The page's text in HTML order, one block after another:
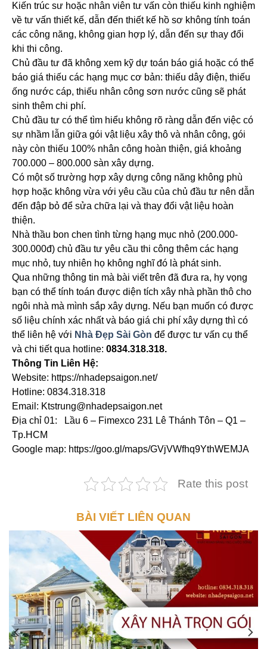
Kiến trúc sư hoặc nhân viên tư vấn còn thiếu kinh nghiệm
về tư vấn thiết kế, dẫn đến thiết kế hồ sơ không tính toán
các công năng, không gian hợp lý, dẫn đến sự thay đổi
khi thi công.
Chủ đầu tư đã không xem kỹ dự toán báo giá hoặc có thể
báo giá thiếu các hạng mục cơ bản: thiếu dây điện, thiếu
ống nước cáp, thiếu nhân công sơn nước cũng sẽ phát
sinh thêm chi phí.
Chủ đầu tư có thể tìm hiểu không rõ ràng dẫn đến việc có
sự nhầm lẫn giữa gói vật liệu xây thô và nhân công, gói
này còn thiếu 100% nhân công hoàn thiện, giá khoảng
700.000 – 800.000 sàn xây dựng.
Có một số trường hợp xây dựng công năng không phù
hợp hoặc không vừa với yêu cầu của chủ đầu tư nên dẫn
đến đập bỏ để sửa chữa lại và thay đổi vật liệu hoàn
thiện.
Nhà thầu bon chen tình từng hạng mục nhỏ (200.000-
300.000đ) chủ đầu tư yêu cầu thi công thêm các hạng
mục nhỏ, tuy nhiên họ không nghĩ đó là phát sinh.
Qua những thông tin mà bài viết trên đã đưa ra, hy vọng
bạn có thể tính toán được diện tích xây nhà phần thô cho
ngôi nhà mà mình sắp xây dựng. Nếu bạn muốn có được
số liệu chính xác nhất và báo giá chi phí xây dựng thì có
thể liên hệ với Nhà Đẹp Sài Gòn để được tư vấn cụ thể
và chi tiết qua hotline: 0834.318.318.
Thông Tin Liên Hệ:
Website: https://nhadepsaigon.net/
Hotline: 0834.318.318
Email: Ktstrung@nhadepsaigon.net
Địa chỉ 01: Lầu 6 – Fimexco 231 Lê Thánh Tôn – Q1 –
Tp.HCM
Google map: https://goo.gl/maps/GVjVWfhq9YthWEMJA
Rate this post
BÀI VIẾT LIÊN QUAN